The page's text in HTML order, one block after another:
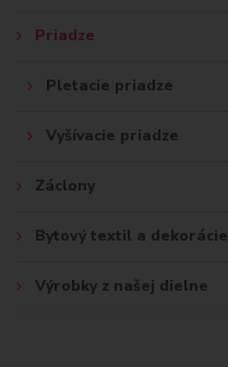
Priadze
Pletacie priadze
Vyšívacie priadze
Záclony
Bytový textil a dekorácie
Výrobky z našej dielne